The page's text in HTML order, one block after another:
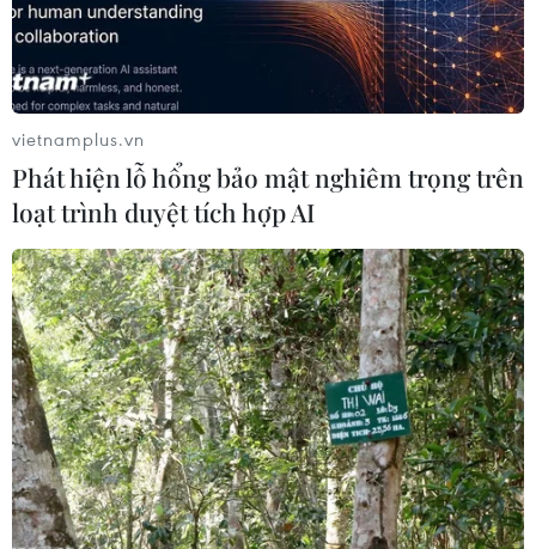
05/06/2018 06:48
Tại buổi đấu giá ở thủ đô Paris (Pháp) ngày 4/6, một
bức tranh của danh họa Hà Lan Vincent Van Gogh đã
được trả giá hơn 7 triệu euro, xác lập kỷ lục thế giới đối
với tranh phong cảnh của danh họa này.
vietnamplus.vn
Phát hiện lỗ hổng bảo mật nghiêm trọng trên
loạt trình duyệt tích hợp AI